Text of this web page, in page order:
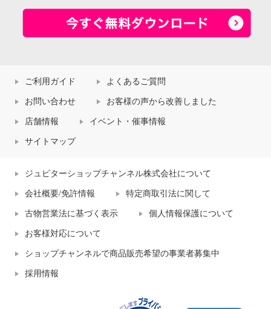
ご利用ガイド よくあるご質問
お問い合わせ お客様の声から改善しました
店舗情報 イベント・催事情報
サイトマップ
ジュピターショップチャンネル株式会社について
会社概要/免許情報 特定商取引法に関して
古物営業法に基づく表示 個人情報保護について
お客様対応について
ショップチャンネルで商品販売希望の事業者募集中
採用情報